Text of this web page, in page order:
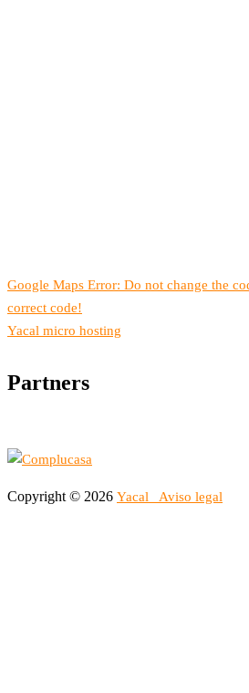
Google Maps Error: Do not change the
correct code!
Yacal micro hosting
Partners
Copyright © 2026 Yacal Aviso legal